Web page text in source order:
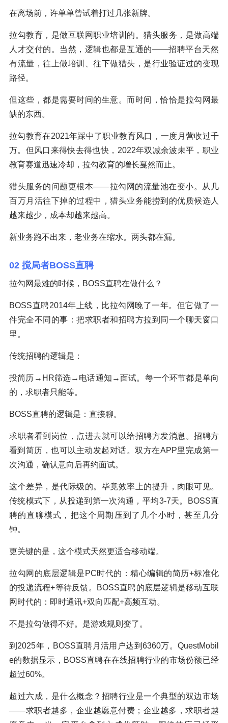
在离场前，许单单曾试着打过几张新牌。
拉勾教育，是做互联网职业培训的。猎头服务，是做高端
人才交付的。当然，逻辑也都是互通的——招聘平台天然
有流量，往上做培训、往下做猎头，是行业验证过的变现
路径。
但这些，都是需要时间的生意。而时间，恰恰是拉勾网最
缺的东西。
拉勾教育在2021年踩中了职业教育风口，一度月营收过千
万。但风口来得快去得也快，2022年双减余波未平，职业
教育赛道迅速冷却，拉勾教育的增长戛然而止。
猎头服务的问题更根本——拉勾网的流量池在变小。从几
百万月活往下掉的过程中，猎头业务能捞到的优质候选人
越来越少，成本却越来越高。
新业务跑不出来，老业务在缩水。两头都在漏。
02 搅局者BOSS直聘
拉勾网最难的时候，BOSS直聘在做什么？
BOSS直聘2014年上线，比拉勾网晚了一年。但它做了一
件完全不同的事：把求职者和招聘方拉到同一个聊天窗口
里。
传统招聘的逻辑是：
投简历→HR筛选→电话通知→面试。每一个环节都是单向
的，求职者只能等。
BOSS直聘的逻辑是：直接聊。
求职者看到岗位，点进去就可以给招聘方发消息。招聘方
看到简历，也可以主动发起对话。双方在APP里完成第一
次沟通，确认意向后再约面试。
这个差异，是代际级的。毕竟效率上的提升，肉眼可见。
传统模式下，从投递到第一次沟通，平均3-7天。BOSS直
聘的直聊模式，把这个周期压到了几个小时，甚至几分
钟。
更关键的是，这个模式天然更适合移动端。
拉勾网的底层逻辑是PC时代的：精心编辑的简历+标准化
的投递流程+等待反馈。BOSS直聘的底层逻辑是移动互联
网时代的：即时通讯+双向匹配+高频互动。
不是拉勾做得不好。是游戏规则变了。
到2025年，BOSS直聘月活用户达到6360万。QuestMobil
e的数据显示，BOSS直聘在在线招聘行业的市场份额已经
超过60%。
超过六成，是什么概念？招聘行业是一个典型的双边市场
——求职者越多，企业越愿意付费；企业越多，求职者越